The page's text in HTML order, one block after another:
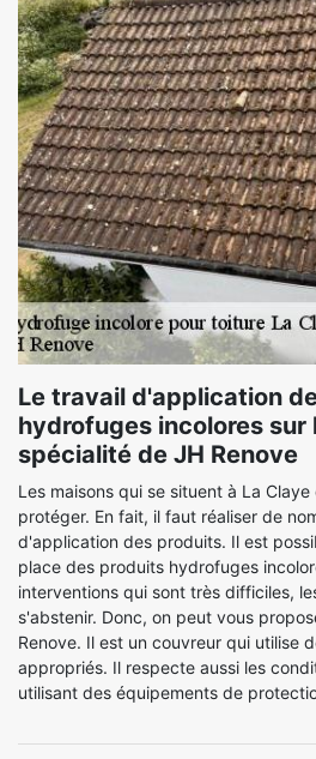
Le travail d'application
hydrofuges incolores sur
spécialité de JH Renove
Les maisons qui se situent à La
protéger. En fait, il faut réaliser de
d'application des produits. Il est
place des produits hydrofuges
interventions qui sont très difficiles,
s'abstenir. Donc, on peut vous
Renove. Il est un couvreur qui utilise
appropriés. Il respecte aussi les
utilisant des équipements de